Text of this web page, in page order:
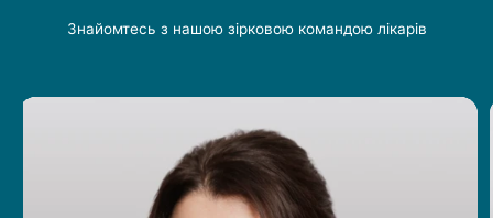
Знайомтесь з нашою зірковою командою лікарів